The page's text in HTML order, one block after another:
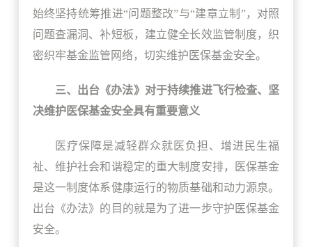
始终坚持统筹推进“问题整改”与“建章立制”，对照
问题查漏洞、补短板，建立健全长效监管制度，织
密织牢基金监管网络，切实维护医保基金安全。
三、出台《办法》对于持续推进飞行检查、坚
决维护医保基金安全具有重要意义
医疗保障是减轻群众就医负担、增进民生福
祉、维护社会和谐稳定的重大制度安排，医保基金
是这一制度体系健康运行的物质基础和动力源泉。
出台《办法》的目的就是为了进一步守护医保基金
安全。